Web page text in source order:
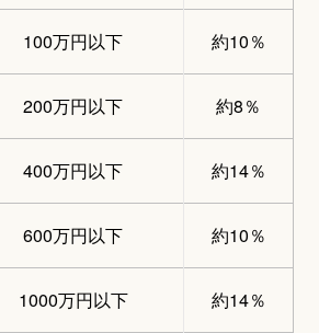
100万円以下 約10％
200万円以下 約8％
400万円以下 約14％
600万円以下 約10％
1000万円以下 約14％